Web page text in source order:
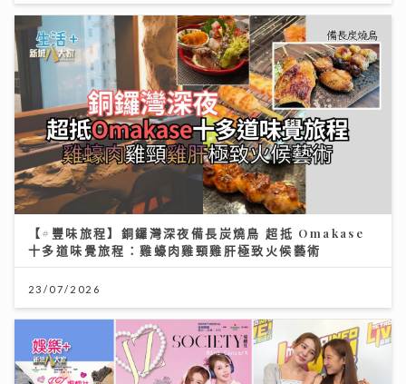
【#豐味旅程】銅鑼灣深夜備長炭燒鳥 超抵 Omakase
十多道味覺旅程：雞蠔肉雞頸雞肝極致火候藝術
23/07/2026